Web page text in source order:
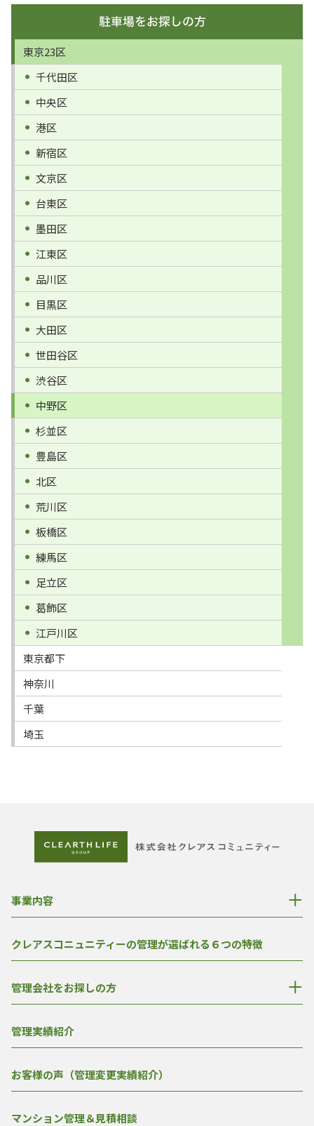
東京23区
千代田区
中央区
港区
新宿区
文京区
台東区
墨田区
江東区
品川区
目黒区
大田区
世田谷区
渋谷区
中野区
杉並区
豊島区
北区
荒川区
板橋区
練馬区
足立区
葛飾区
江戸川区
東京都下
神奈川
千葉
埼玉
事業内容
クレアスコニュニティーの管理が選ばれる６つの特徴
管理会社をお探しの方
管理実績紹介
お客様の声（管理変更実績紹介）
マンション管理＆見積相談